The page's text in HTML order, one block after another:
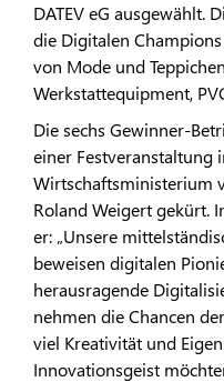
DATEV eG ausgewählt.
die Digitalen
von Mode und
Werkstattequipment,
Die sechs Gewinner-
einer Festveranstaltung
Wirtschaftsministerium
Roland Weigert gekürt.
er: „Unsere
beweisen digitalen
herausragende
nehmen die Chancen
viel Kreativität und
Innovationsgeist